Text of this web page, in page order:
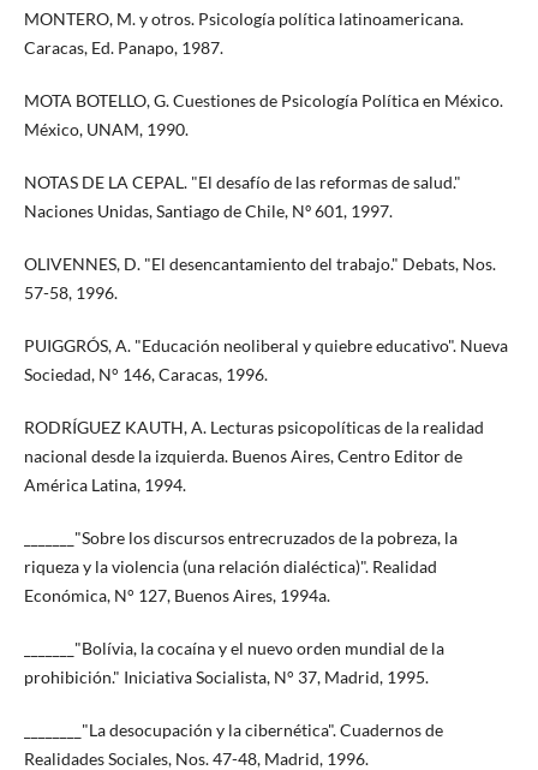
MONTERO, M. y otros. Psicología política latinoamericana.
Caracas, Ed. Panapo, 1987.
MOTA BOTELLO, G. Cuestiones de Psicología Política en México.
México, UNAM, 1990.
NOTAS DE LA CEPAL. "El desafío de las reformas de salud."
Naciones Unidas, Santiago de Chile, Nº 601, 1997.
OLIVENNES, D. "El desencantamiento del trabajo." Debats, Nos.
57-58, 1996.
PUIGGRÓS, A. "Educación neoliberal y quiebre educativo". Nueva
Sociedad, N° 146, Caracas, 1996.
RODRÍGUEZ KAUTH, A. Lecturas psicopolíticas de la realidad
nacional desde la izquierda. Buenos Aires, Centro Editor de
América Latina, 1994.
_______"Sobre los discursos entrecruzados de la pobreza, la
riqueza y la violencia (una relación dialéctica)". Realidad
Económica, N° 127, Buenos Aires, 1994a.
_______"Bolívia, la cocaína y el nuevo orden mundial de la
prohibición." Iniciativa Socialista, N° 37, Madrid, 1995.
________"La desocupación y la cibernética". Cuadernos de
Realidades Sociales, Nos. 47-48, Madrid, 1996.